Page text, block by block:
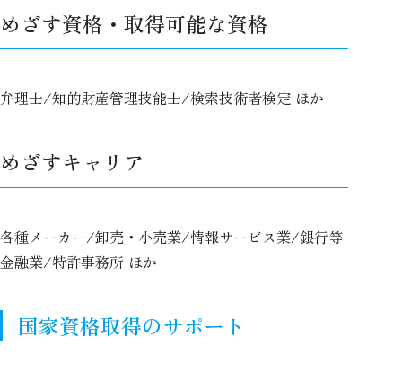
めざす資格・取得可能な資格
弁理士/知的財産管理技能士/検索技術者検定 ほか
めざすキャリア
各種メーカー/卸売・小売業/情報サービス業/銀行等
金融業/特許事務所 ほか
国家資格取得のサポート